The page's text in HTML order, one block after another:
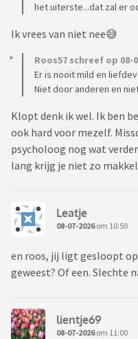
het uiterste...dat zal er
Ik vrees van niet nee😅
Roos57 schreef op 08-
Er is nooit mild en
Niet door anderen en
Klopt denk ik wel. Ik ben
ook hard voor mezelf.
psycholoog nog wat
lang krijg je niet zo
Leatje
08-07-2026om 10:50
en roos, jij ligt gesloopt op
geweest? Of een. Slechte
lientje69
08-07-2026om 11:00